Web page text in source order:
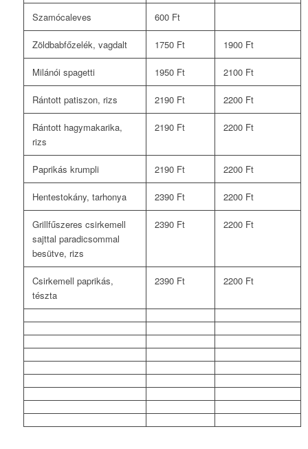
Szamócaleves 600 Ft
Zöldbabfőzelék, vagdalt 1750 Ft 1900 Ft
Milánói spagetti 1950 Ft 2100 Ft
Rántott patiszon, rizs 2190 Ft 2200 Ft
Rántott hagymakarika,
rizs
2190 Ft 2200 Ft
Paprikás krumpli 2190 Ft 2200 Ft
Hentestokány, tarhonya 2390 Ft 2200 Ft
Grillfűszeres csirkemell
sajttal paradicsommal
besütve, rizs
2390 Ft 2200 Ft
Csirkemell paprikás,
tészta
2390 Ft 2200 Ft